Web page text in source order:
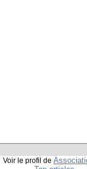
Voir le profil de